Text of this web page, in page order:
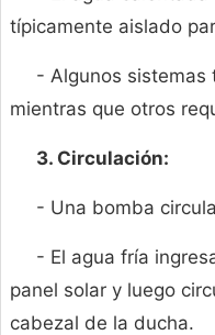
típicamente aislado
- Algunos sistemas
mientras que otros
3. Circulación:
- Una bomba
- El agua fría
panel solar y luego
cabezal de la ducha.